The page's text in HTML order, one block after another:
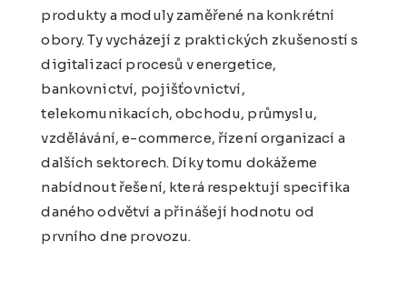
produkty a moduly zaměřené na konkrétní
obory. Ty vycházejí z praktických zkušeností s
digitalizací procesů v energetice,
bankovnictví, pojišťovnictví,
telekomunikacích, obchodu, průmyslu,
vzdělávání, e-commerce, řízení organizací a
dalších sektorech. Díky tomu dokážeme
nabídnout řešení, která respektují specifika
daného odvětví a přinášejí hodnotu od
prvního dne provozu.